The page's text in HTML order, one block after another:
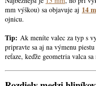
mm výškou) sa objavuje aj 14
ojnicu.
Tip: Ak meníte valec za typ s
pripravte sa aj na výmenu
reťaze, keďže geometria valca sa